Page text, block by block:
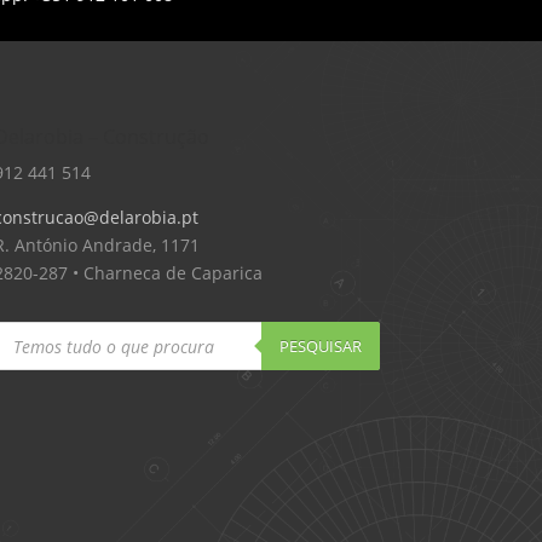
441 514
António Andrade, 1171
287 • Charneca de Caparica
search PESQUISAR